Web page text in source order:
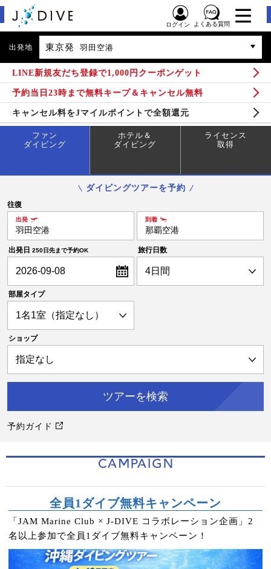
ログイン よくある質問
出発地 東京発 羽田空港
LINE新規友だち登録で1,000円クーポンゲット
予約当日23時まで無料キープ＆キャンセル無料
キャンセル料をJマイルポイントで全額還元
ファン
ダイビング
ホテル＆
ダイビング
ライセンス
取得
ダイビングツアーを予約
出発日 250日先まで予約OK
2026-09-08
旅行日数
部屋タイプ
往復
出発
羽田空港
到着
那覇空港
ショップ
予約ガイド
CAMPAIGN
全員1ダイブ無料キャンペーン
「JAM Marine Club × J-DIVE コラボレーション企画」2
名以上参加で全員1ダイブ無料キャンペーン！